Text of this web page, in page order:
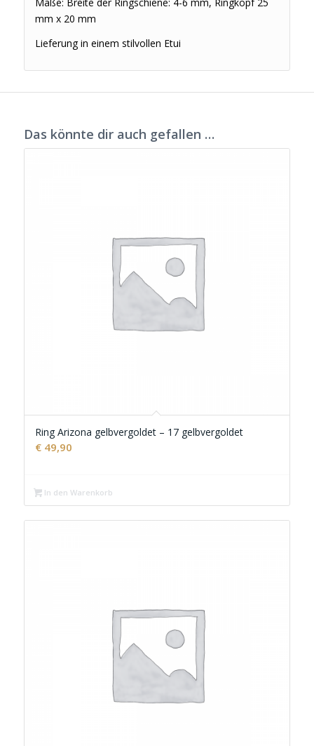
mm x 20 mm
Lieferung in einem stilvollen Etui
Das könnte dir auch gefallen …
Ring Arizona gelbvergoldet – 17 gelbvergoldet
€49,90
In den Warenkorb